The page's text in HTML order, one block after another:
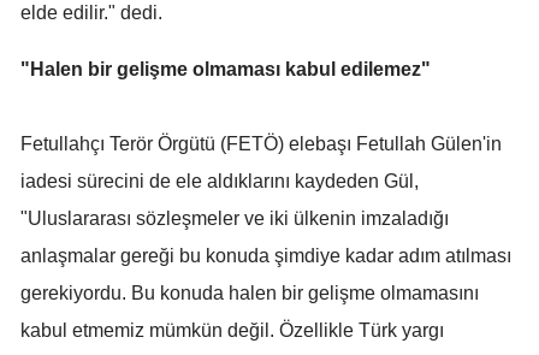
Kocaeli
Konya
Malatya
Manisa
elde edilir." dedi.
"Halen bir gelişme olmaması kabul edilemez"
Fetullahçı Terör Örgütü (FETÖ) elebaşı Fetullah Gülen'in
iadesi sürecini de ele aldıklarını kaydeden Gül,
"Uluslararası sözleşmeler ve iki ülkenin imzaladığı
anlaşmalar gereği bu konuda şimdiye kadar adım atılması
gerekiyordu. Bu konuda halen bir gelişme olmamasını
kabul etmemiz mümkün değil. Özellikle Türk yargı